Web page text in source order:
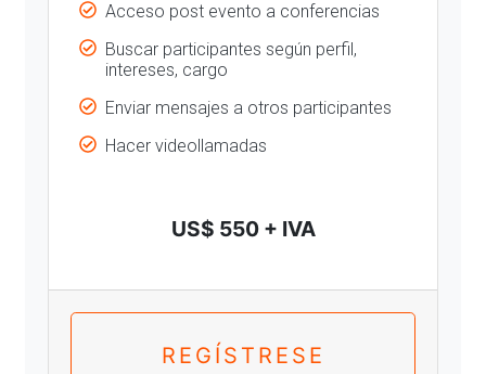
Acceso post evento a conferencias
Buscar participantes según perfil,
intereses, cargo
Enviar mensajes a otros participantes
Hacer videollamadas
US$ 550 + IVA
REGÍSTRESE